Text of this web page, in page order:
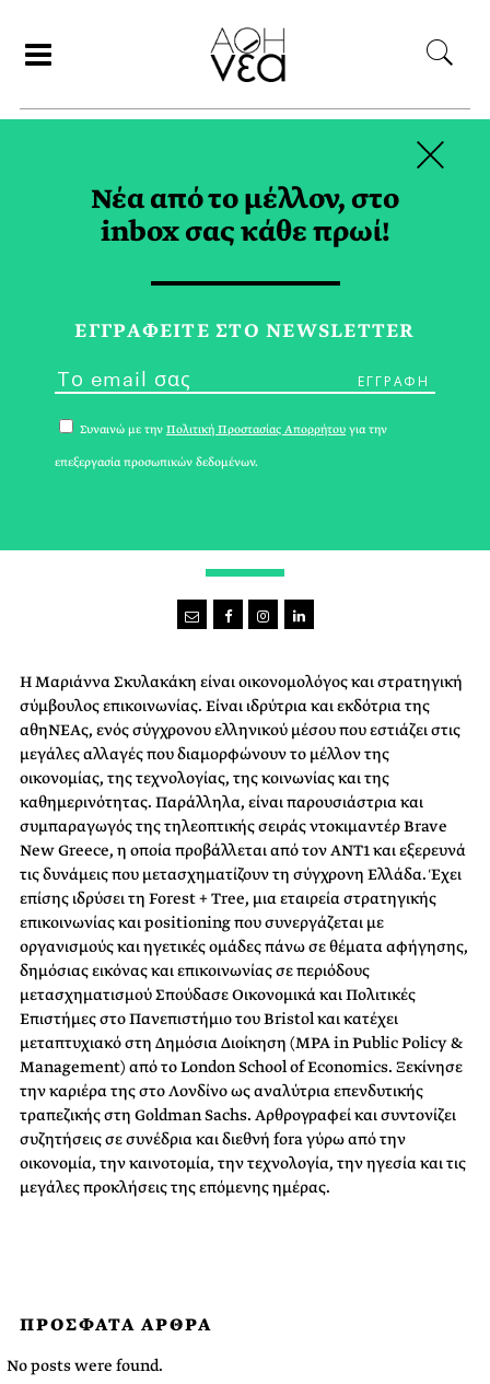
ΜΑΡΙΑΝΝΑ ΣΚΥΛΑΚΑΚΗ
Η Μαριάννα Σκυλακάκη είναι οικονομολόγος και στρατηγική
σύμβουλος επικοινωνίας. Είναι ιδρύτρια και εκδότρια της
αθηΝΕΑς, ενός σύγχρονου ελληνικού μέσου που εστιάζει στις
μεγάλες αλλαγές που διαμορφώνουν το μέλλον της
οικονομίας, της τεχνολογίας, της κοινωνίας και της
καθημερινότητας. Παράλληλα, είναι παρουσιάστρια και
συμπαραγωγός της τηλεοπτικής σειράς ντοκιμαντέρ Brave
New Greece, η οποία προβάλλεται από τον ANT1 και εξερευνά
τις δυνάμεις που μετασχηματίζουν τη σύγχρονη Ελλάδα. Έχει
επίσης ιδρύσει τη Forest + Tree, μια εταιρεία στρατηγικής
επικοινωνίας και positioning που συνεργάζεται με
οργανισμούς και ηγετικές ομάδες πάνω σε θέματα αφήγησης,
δημόσιας εικόνας και επικοινωνίας σε περιόδους
μετασχηματισμού Σπούδασε Οικονομικά και Πολιτικές
Επιστήμες στο Πανεπιστήμιο του Bristol και κατέχει
μεταπτυχιακό στη Δημόσια Διοίκηση (MPA in Public Policy &
Management) από το London School of Economics. Ξεκίνησε
την καριέρα της στο Λονδίνο ως αναλύτρια επενδυτικής
τραπεζικής στη Goldman Sachs. Αρθρογραφεί και συντονίζει
συζητήσεις σε συνέδρια και διεθνή fora γύρω από την
οικονομία, την καινοτομία, την τεχνολογία, την ηγεσία και τις
μεγάλες προκλήσεις της επόμενης ημέρας.
ΠΡΟΣΦΑΤΑ ΑΡΘΡΑ
No posts were found.
Νέα από το μέλλον, στο
inbox σας κάθε πρωί!
ΕΓΓPΑΦΕΙΤΕ ΣΤΟ NEWSLETTER
Συναινώ με την Πολιτική Προστασίας Απορρήτου για την
επεξεργασία προσωπικών δεδομένων.
×